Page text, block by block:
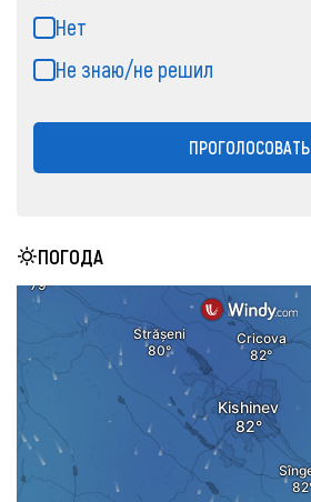
Нет
Не знаю/не решил
ПРОГОЛОСОВАТЬ
ПОГОДА